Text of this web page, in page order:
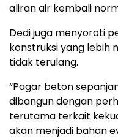
aliran air kembali
Dedi juga menyoroti
konstruksi yang lebih
tidak terulang.
“Pagar beton
dibangun dengan
terutama terkait
akan menjadi bahan